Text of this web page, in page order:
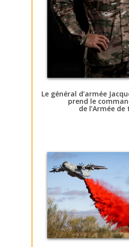
Le général d’armée
prend le
de l’Armée de